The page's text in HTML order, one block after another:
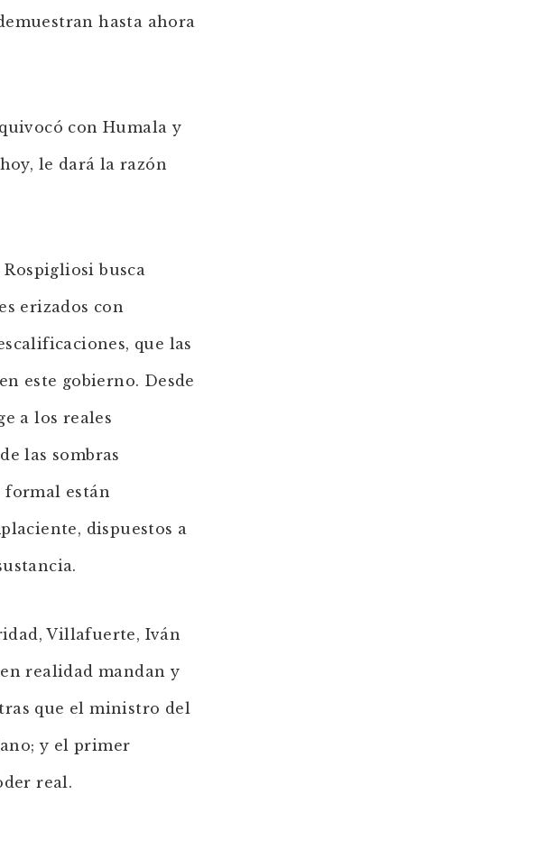
hasta ahora
con Humala y
le dará la razón
busca
erizados con
que las
este gobierno. Desde
a los reales
las sombras
formal están
dispuestos a
Villafuerte, Iván
realidad mandan y
que el ministro del
y el primer
real.